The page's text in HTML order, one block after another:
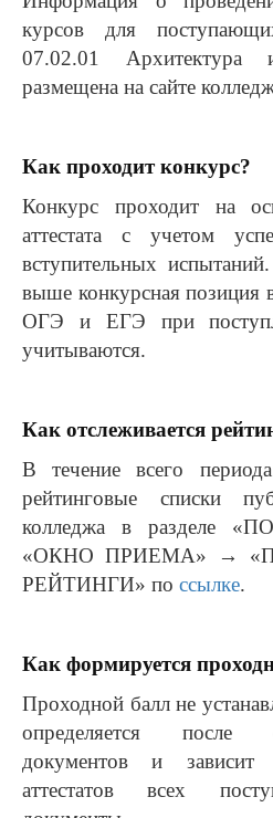
курсов для
07.02.01
размещена на сайте
Как проходит конкурс?
Конкурс проходит на
аттестата с учетом
вступительных
выше конкурсная позиция
ОГЭ и ЕГЭ при
учитываются.
Как отслеживается
В течение всего
рейтинговые списки
колледжа в разделе
«ОКНО ПРИЕМА» →
РЕЙТИНГИ» по ссылке.
Как формируется
Проходной балл не
определяется после
документов и зависит
аттестатов всех